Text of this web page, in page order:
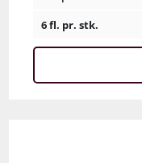
6 fl. pr. stk.